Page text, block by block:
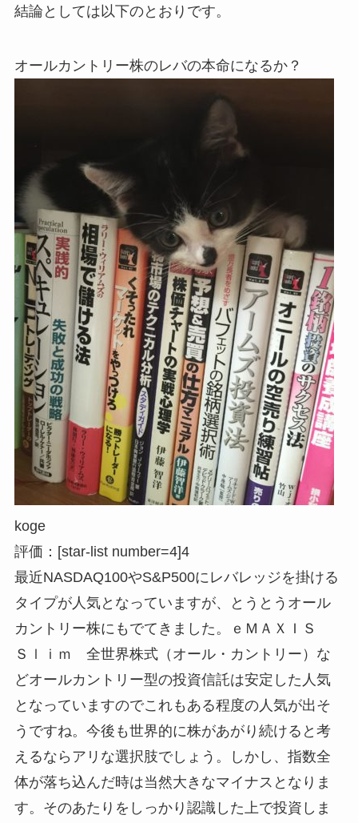
結論としては以下のとおりです。
オールカントリー株のレバの本命になるか？
koge
評価：[star-list number=4]4
最近NASDAQ100やS&P500にレバレッジを掛ける
タイプが人気となっていますが、とうとうオール
カントリー株にもでてきました。ｅＭＡＸＩＳ
Ｓｌｉｍ 全世界株式（オール・カントリー）な
どオールカントリー型の投資信託は安定した人気
となっていますのでこれもある程度の人気が出そ
うですね。今後も世界的に株があがり続けると考
えるならアリな選択肢でしょう。しかし、指数全
体が落ち込んだ時は当然大きなマイナスとなりま
す。そのあたりをしっかり認識した上で投資しま